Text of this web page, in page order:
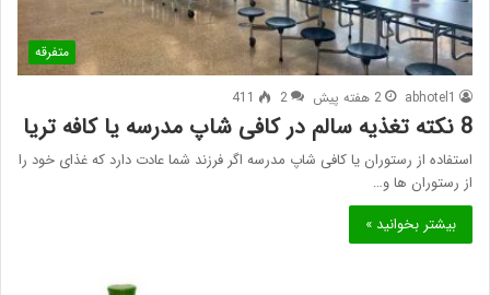
متفرقه
abhotel1 2 هفته پیش 2
411
8 نکته تغذیه سالم در کافی شاپ مدرسه یا کافه تریا
استفاده از رستوران یا کافی شاپ مدرسه اگر فرزند شما عادت دارد که غذای خود را
از رستوران ها و…
بیشتر بخوانید »